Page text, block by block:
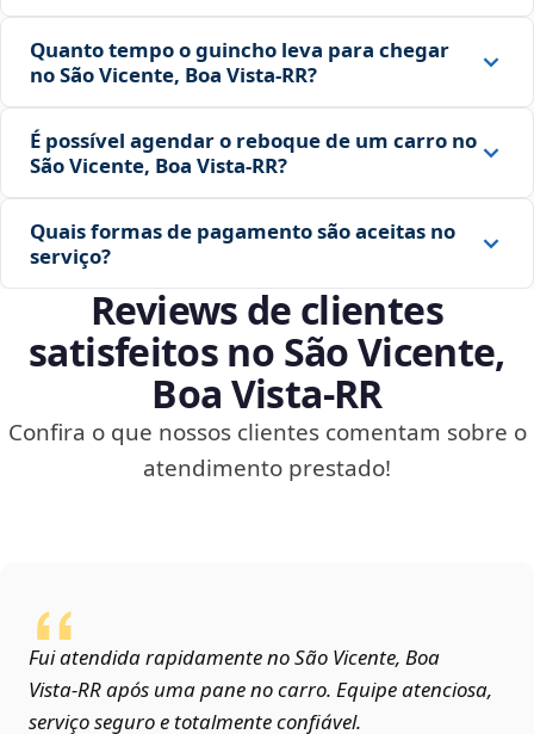
Quanto tempo o guincho leva para chegar
no São Vicente, Boa Vista‑RR?
É possível agendar o reboque de um carro no
São Vicente, Boa Vista‑RR?
Quais formas de pagamento são aceitas no
serviço?
Reviews de clientes
satisfeitos no São Vicente,
Boa Vista‑RR
Confira o que nossos clientes comentam sobre o
atendimento prestado!
Fui atendida rapidamente no São Vicente, Boa
Vista‑RR após uma pane no carro. Equipe atenciosa,
serviço seguro e totalmente confiável.